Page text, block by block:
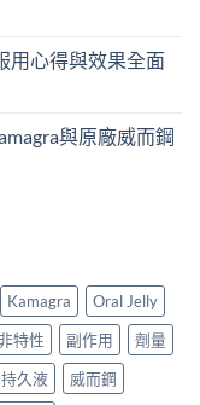
用心得與效果全面
與原廠威而鋼
Kamagra
Oral Jelly
特性 副作用
劑量
久液 威而鋼